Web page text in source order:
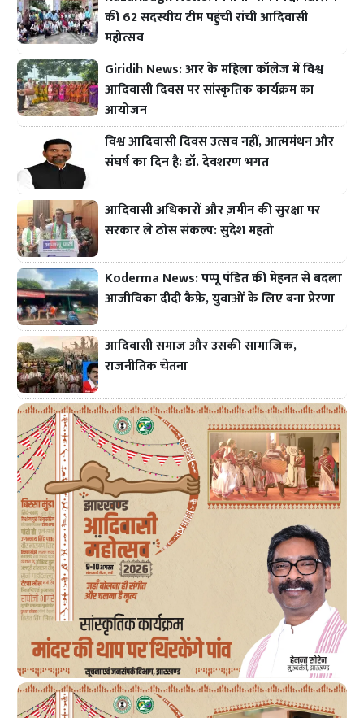
की 62 सदस्यीय टीम पहुंची रांची आदिवासी
महोत्सव
Giridih News: आर के महिला कॉलेज में विश्व
आदिवासी दिवस पर सांस्कृतिक कार्यक्रम का
आयोजन
विश्व आदिवासी दिवस उत्सव नहीं, आत्ममंथन और
संघर्ष का दिन है: डॉ. देवशरण भगत
आदिवासी अधिकारों और ज़मीन की सुरक्षा पर
सरकार ले ठोस संकल्प: सुदेश महतो
Koderma News: पप्पू पंडित की मेहनत से बदला
आजीविका दीदी कैफ़े, युवाओं के लिए बना प्रेरणा
आदिवासी समाज और उसकी सामाजिक,
राजनीतिक चेतना